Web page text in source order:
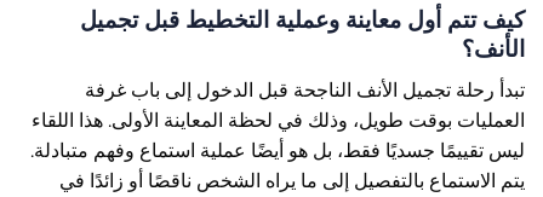
كيف تتم أول معاينة وعملية التخطيط قبل تجميل
الأنف؟
تبدأ رحلة تجميل الأنف الناجحة قبل الدخول إلى باب غرفة
العمليات بوقت طويل، وذلك في لحظة المعاينة الأولى. هذا اللقاء
ليس تقييمًا جسديًا فقط، بل هو أيضًا عملية استماع وفهم متبادلة.
يتم الاستماع بالتفصيل إلى ما يراه الشخص ناقصًا أو زائدًا في